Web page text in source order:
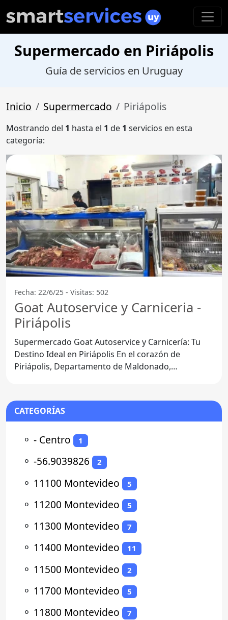
Supermercado en Piriápolis
Guía de servicios en Uruguay
Inicio Supermercado Piriápolis
Mostrando del 1 hasta el 1 de 1 servicios en esta
categoría:
Fecha: 22/6/25 - Visitas: 502
Goat Autoservice y Carniceria -
Piriápolis
Supermercado Goat Autoservice y Carnicería: Tu
Destino Ideal en Piriápolis En el corazón de
Piriápolis, Departamento de Maldonado,
CATEGORÍAS
⚬ - Centro 1
⚬ -56.9039826 2
⚬ 11100 Montevideo 5
⚬ 11200 Montevideo 5
⚬ 11300 Montevideo 7
⚬ 11400 Montevideo 11
⚬ 11500 Montevideo 2
⚬ 11700 Montevideo 5
⚬ 11800 Montevideo 7